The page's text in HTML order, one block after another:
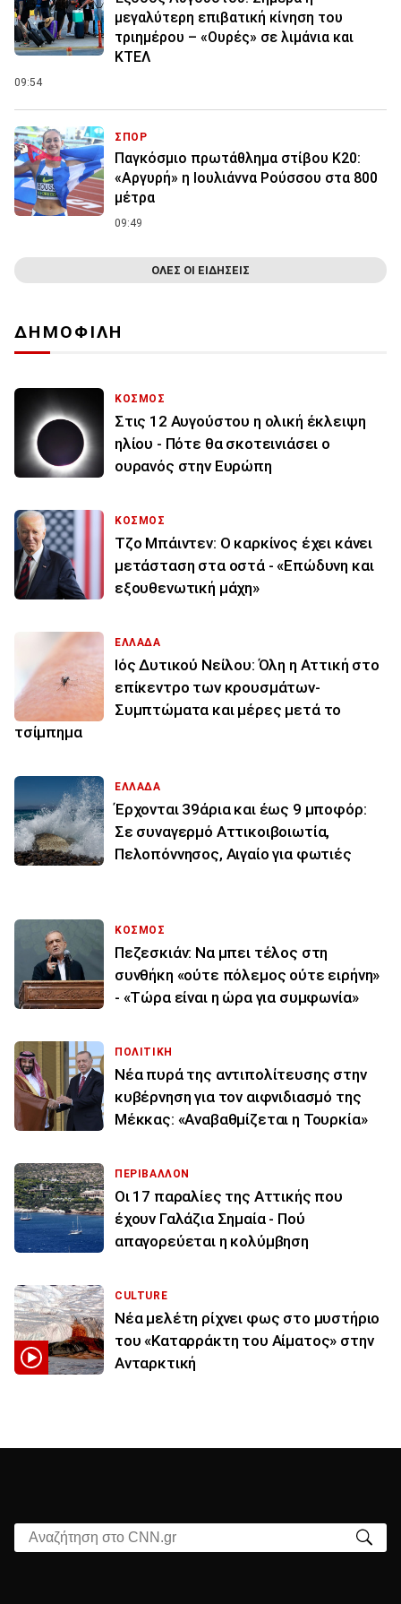
μεγαλύτερη επιβατική κίνηση του
τριημέρου – «Ουρές» σε λιμάνια και
ΚΤΕΛ
09:54
ΣΠΟΡ
Παγκόσμιο πρωτάθλημα στίβου Κ20:
«Αργυρή» η Ιουλιάννα Ρούσσου στα 800
μέτρα
09:49
ΟΛΕΣ ΟΙ ΕΙΔΗΣΕΙΣ
ΔΗΜΟΦΙΛΗ
ΚΟΣΜΟΣ
Στις 12 Αυγούστου η ολική έκλειψη
ηλίου - Πότε θα σκοτεινιάσει ο
ουρανός στην Ευρώπη
ΚΟΣΜΟΣ
Τζο Μπάιντεν: Ο καρκίνος έχει κάνει
μετάσταση στα οστά - «Επώδυνη και
εξουθενωτική μάχη»
ΕΛΛΑΔΑ
Ιός Δυτικού Νείλου: Όλη η Αττική στο
επίκεντρο των κρουσμάτων-
Συμπτώματα και μέρες μετά το
τσίμπημα
ΕΛΛΑΔΑ
Έρχονται 39άρια και έως 9 μποφόρ:
Σε συναγερμό Αττικοιβοιωτία,
Πελοπόννησος, Αιγαίο για φωτιές
ΚΟΣΜΟΣ
Πεζεσκιάν: Να μπει τέλος στη
συνθήκη «ούτε πόλεμος ούτε ειρήνη»
- «Τώρα είναι η ώρα για συμφωνία»
ΠΟΛΙΤΙΚΗ
Νέα πυρά της αντιπολίτευσης στην
κυβέρνηση για τον αιφνιδιασμό της
Μέκκας: «Αναβαθμίζεται η Τουρκία»
ΠΕΡΙΒΑΛΛΟΝ
Οι 17 παραλίες της Αττικής που
έχουν Γαλάζια Σημαία - Πού
απαγορεύεται η κολύμβηση
CULTURE
Νέα μελέτη ρίχνει φως στο μυστήριο
του «Καταρράκτη του Αίματος» στην
Ανταρκτική
Αναζήτηση στο CNN.gr